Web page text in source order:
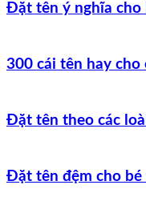
Đặt tên ý nghĩa cho
300 cái tên hay cho
Đặt tên theo các
Đặt tên đệm cho bé